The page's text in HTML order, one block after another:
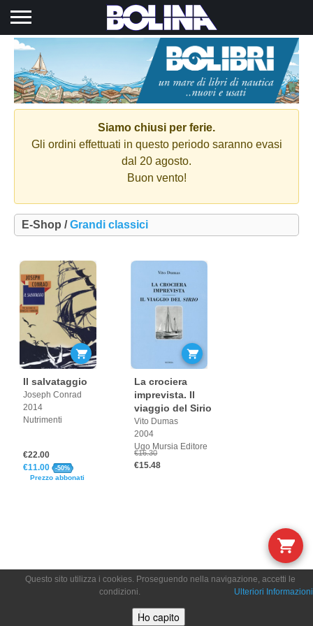
Siamo chiusi per ferie.
Gli ordini effettuati in questo periodo saranno evasi
dal 20 agosto.
Buon vento!
E-Shop /Grandi classici
Il salvataggio
Joseph Conrad
2014
Nutrimenti
€22.00
€11.00 -50%
Prezzo abbonati
La crociera
imprevista. Il
viaggio del Sirio
Vito Dumas
2004
Ugo Mursia Editore
€16.30
€15.48
Questo sito utilizza i cookies. Proseguendo nella navigazione, accetti le
condizioni.
Ulteriori Informazioni
Ho capito